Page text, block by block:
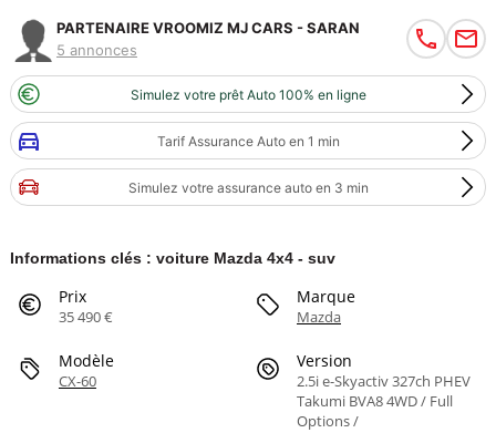
PARTENAIRE VROOMIZ MJ CARS - SARAN
5 annonces
Simulez votre prêt Auto 100% en ligne
Tarif Assurance Auto en 1 min
Simulez votre assurance auto en 3 min
Informations clés : voiture Mazda 4x4 - suv
Prix
35 490 €
Marque
Mazda
Modèle
CX-60
Version
2.5i e-Skyactiv 327ch PHEV
Takumi BVA8 4WD / Full
Options /